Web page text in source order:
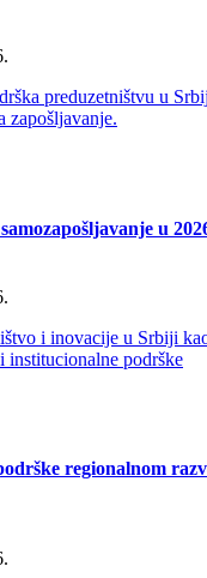
u
regionalnom